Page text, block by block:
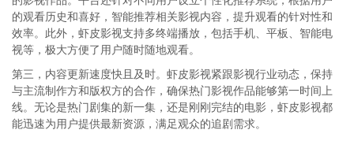
的观看历史和喜好，智能推荐相关影视内容，提升观看的针对性和
效率。此外，虾皮影视支持多终端播放，包括手机、平板、智能电
视等，极大方便了用户随时随地观看。
第三，内容更新速度快且及时。虾皮影视紧跟影视行业动态，保持
与主流制作方和版权方的合作，确保热门影视作品能够第一时间上
线。无论是热门剧集的新一集，还是刚刚完结的电影，虾皮影视都
能迅速为用户提供最新资源，满足观众的追剧需求。